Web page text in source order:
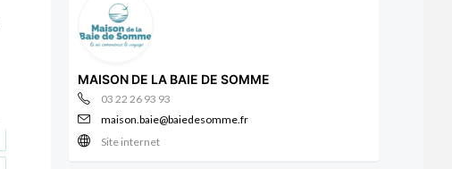
MAISON DE LA BAIE DE SOMME
03 22 26 93 93
maison.baie@baiedesomme.fr
Site internet